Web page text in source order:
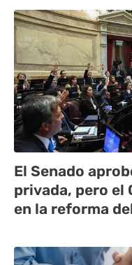
El Senado
privada, pero el
en la reforma